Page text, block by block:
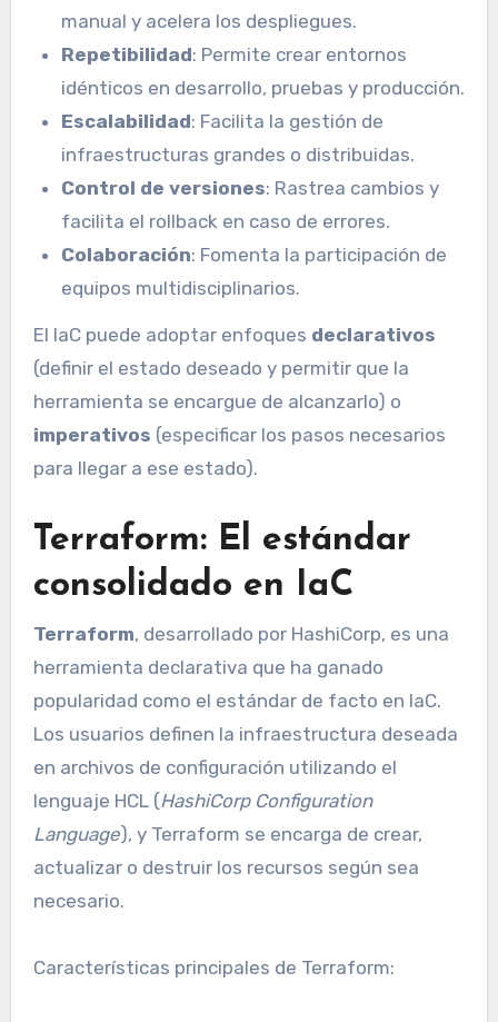
manual y acelera los despliegues.
Repetibilidad: Permite crear entornos
idénticos en desarrollo, pruebas y producción.
Escalabilidad: Facilita la gestión de
infraestructuras grandes o distribuidas.
Control de versiones: Rastrea cambios y
facilita el rollback en caso de errores.
Colaboración: Fomenta la participación de
equipos multidisciplinarios.
El IaC puede adoptar enfoques declarativos
(definir el estado deseado y permitir que la
herramienta se encargue de alcanzarlo) o
imperativos (especificar los pasos necesarios
para llegar a ese estado).
Terraform: El estándar
consolidado en IaC
Terraform, desarrollado por HashiCorp, es una
herramienta declarativa que ha ganado
popularidad como el estándar de facto en IaC.
Los usuarios definen la infraestructura deseada
en archivos de configuración utilizando el
lenguaje HCL (HashiCorp Configuration
Language), y Terraform se encarga de crear,
actualizar o destruir los recursos según sea
necesario.
Características principales de Terraform: